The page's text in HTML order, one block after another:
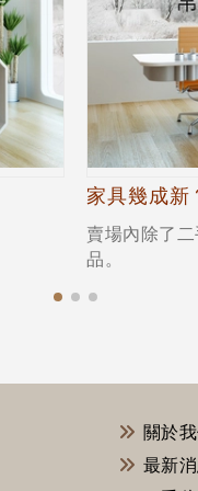
家具幾成新
賣場內除了
品。
關於
最新